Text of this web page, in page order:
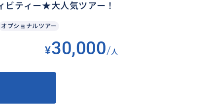
ビティー★大人気ツアー！
オプショナルツアー
¥30,000/人